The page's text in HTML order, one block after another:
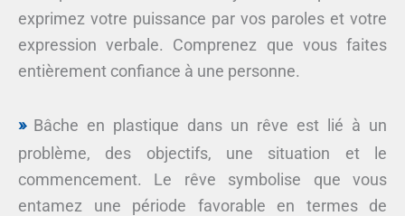
exprimez votre puissance par vos paroles et votre
expression verbale. Comprenez que vous faites
entièrement confiance à une personne.
Bâche en plastique dans un rêve est lié à un
problème, des objectifs, une situation et le
commencement. Le rêve symbolise que vous
entamez une période favorable en termes de